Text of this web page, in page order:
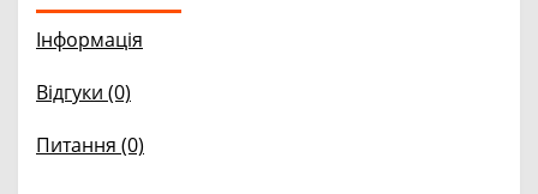
Інформація
Відгуки (0)
Питання (0)